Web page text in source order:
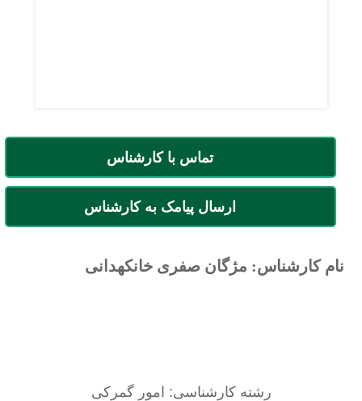
تماس با کارشناس
ارسال پیامک به کارشناس
نام کارشناس: مژگان صفری خانکهدانی
رشته کارشناسی: امور گمرکی